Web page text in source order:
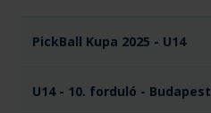
PickBall Kupa 2025 - U14
U14 - 10. forduló - Budapest